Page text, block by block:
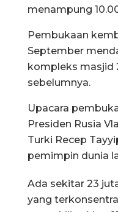
menampung
Pembukaan
September
kompleks masjid
sebelumnya.
Upacara
Presiden Rusia
Turki Recep
pemimpin dunia
Ada sekitar 23
yang